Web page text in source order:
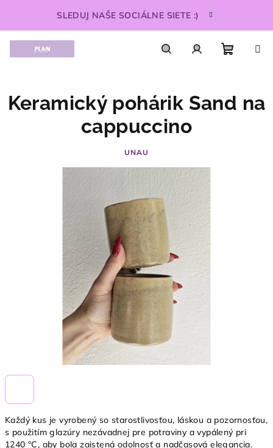
obsah
SLEDUJ NAŠE SOCIÁLNE SIETE :)
košík
Každý kus je vyrobený so starostlivosťou, láskou a pozornosťou,
s použitím glazúry nezávadnej pre potraviny a vypálený pri
1240 °C, aby bola zaistená odolnosť a nadčasová elegancia.
Keramický pohárik Sand na
cappuccino
UNAU